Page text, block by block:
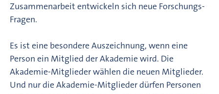
Zusammenarbeit entwickeln sich neue Forschungs-
Fragen.
Es ist eine besondere Auszeichnung, wenn eine
Person ein Mitglied der Akademie wird. Die
Akademie-Mitglieder wählen die neuen Mitglieder.
Und nur die Akademie-Mitglieder dürfen Personen